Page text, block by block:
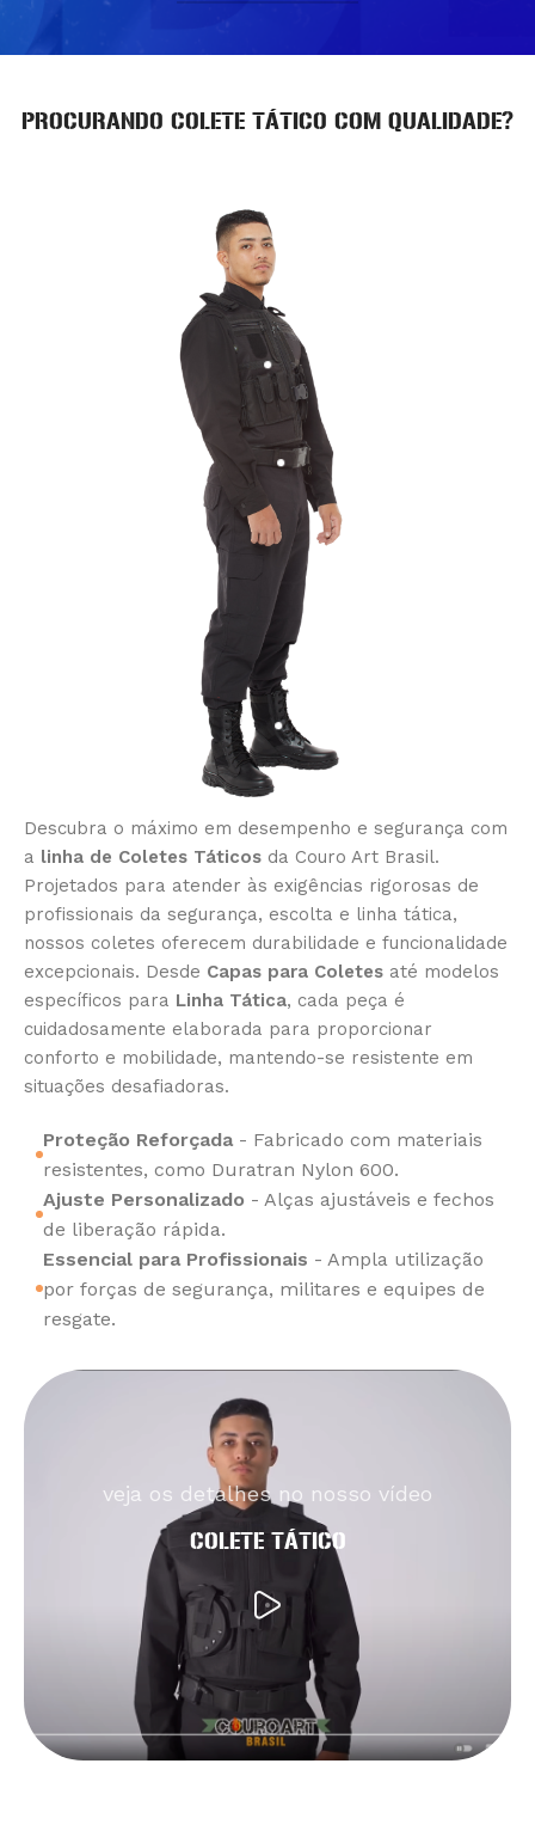
PROCURANDO COLETE TÁTICO COM QUALIDADE?
Descubra o máximo em desempenho e segurança com
a linha de Coletes Táticos da Couro Art Brasil.
Projetados para atender às exigências rigorosas de
profissionais da segurança, escolta e linha tática,
nossos coletes oferecem durabilidade e funcionalidade
excepcionais. Desde Capas para Coletes até modelos
específicos para Linha Tática, cada peça é
cuidadosamente elaborada para proporcionar
conforto e mobilidade, mantendo-se resistente em
situações desafiadoras.
Proteção Reforçada - Fabricado com materiais
resistentes, como Duratran Nylon 600.
Ajuste Personalizado - Alças ajustáveis e fechos
de liberação rápida.
Essencial para Profissionais - Ampla utilização
por forças de segurança, militares e equipes de
resgate.
veja os detalhes no nosso vídeo
COLETE TÁTICO